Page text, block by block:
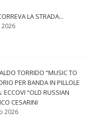
LA STRADA...
TORRIDO “MUSIC TO
PER BANDA IN PILLOLE
ECCOVI “OLD RUSSIAN
CESARINI
2026